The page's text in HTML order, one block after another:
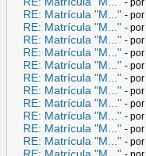
- por
RE: Matrícula "M..." - por
RE: Matrícula "M..." - por
RE: Matrícula "M..." - por
RE: Matrícula "M..." - por
RE: Matrícula "M..." - por
RE: Matrícula "M..." - por
RE: Matrícula "M..." - por
RE: Matrícula "M..." - por
RE: Matrícula "M..." - por
RE: Matrícula "M..." - por
RE: Matrícula "M..." - por